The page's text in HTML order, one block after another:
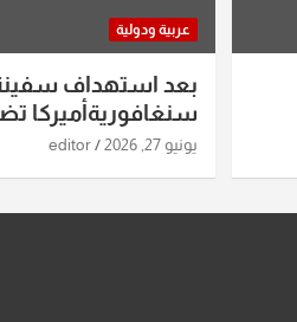
عربية ودولية
بعد استهداف
سنغافوريةأميركا
ومواقع صواريخ
يونيو 27, 2026 editor